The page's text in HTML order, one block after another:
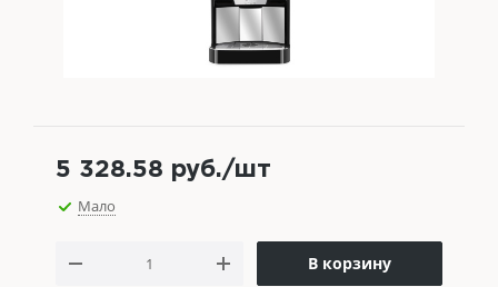
5 328.58 руб./шт
Мало
В корзину